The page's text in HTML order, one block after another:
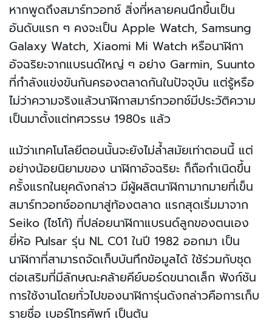
หากพูดถึงสมาร์ทวอทช์ สิ่งที่หลายคนนึกขึ้นเป็น
อันดับแรก ๆ คงจะเป็น Apple Watch, Samsung
Galaxy Watch, Xiaomi Mi Watch หรือนาฬิกา
อัจฉริยะจากแบรนด์ใหญ่ ๆ อย่าง Garmin, Suunto
ที่กำลังแข่งขันกันครองตลาดกันในปัจจุบัน แต่รู้หรือ
ไม่ว่าความจริงแล้วนาฬิกาสมาร์ทวอทช์มีประวัติความ
เป็นมาตั้งแต่ทศวรรษ 1980s แล้ว
แม้ว่าเทคโนโลยีตอนนั้นจะยังไม่ล้ำสมัยเท่าตอนนี้ แต่
อย่างน้อยนิยามของ นาฬิกาอัจฉริยะ ก็ถือกำเนิดขึ้น
ครั้งแรกในยุคดังกล่าว มีผู้ผลิตนาฬิกามากมายที่เข็น
สมาร์ทวอทช์ออกมาสู่ท้องตลาด แรกสุดเริ่มมาจาก
Seiko (ไซโก้) ที่ปล่อยนาฬิกาแบรนด์ลูกของตนเอง
ยี่ห้อ Pulsar รุ่น NL C01 ในปี 1982 ออกมา เป็น
นาฬิกาที่สามารถจัดเก็บบันทึกข้อมูลได้ ใช้ร่วมกับชุด
ต่อเสริมที่มีลักษณะคล้ายคีย์บอร์ดขนาดเล็ก ฟังก์ชัน
การใช้งานโดยทั่วไปของนาฬิการุ่นดังกล่าวคือการเก็บ
รายชื่อ เบอร์โทรศัพท์ เป็นต้น